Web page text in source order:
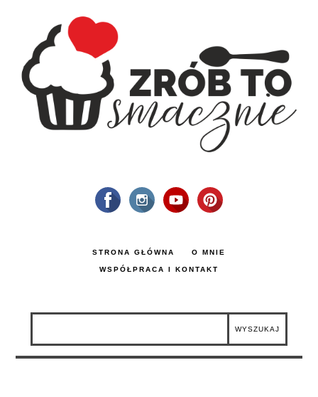
STRONA GŁÓWNA O MNIE
WSPÓŁPRACA I KONTAKT